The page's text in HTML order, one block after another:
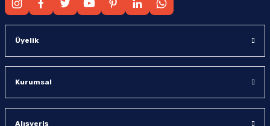
Üyelik
Kurumsal
Alışveriş